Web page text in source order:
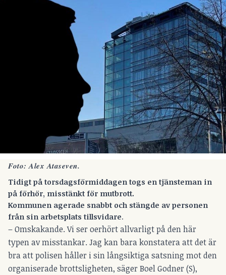
Foto: Alex Ataseven.
Tidigt på torsdagsförmiddagen togs en tjänsteman in
på förhör, misstänkt för mutbrott.
Kommunen agerade snabbt och stängde av personen
från sin arbetsplats tillsvidare.
– Omskakande. Vi ser oerhört allvarligt på den här
typen av misstankar. Jag kan bara konstatera att det är
bra att polisen håller i sin långsiktiga satsning mot den
organiserade brottsligheten, säger Boel Godner (S),